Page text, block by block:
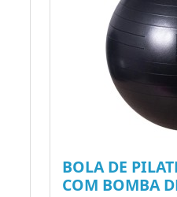
BOLA DE
COM BOMBA